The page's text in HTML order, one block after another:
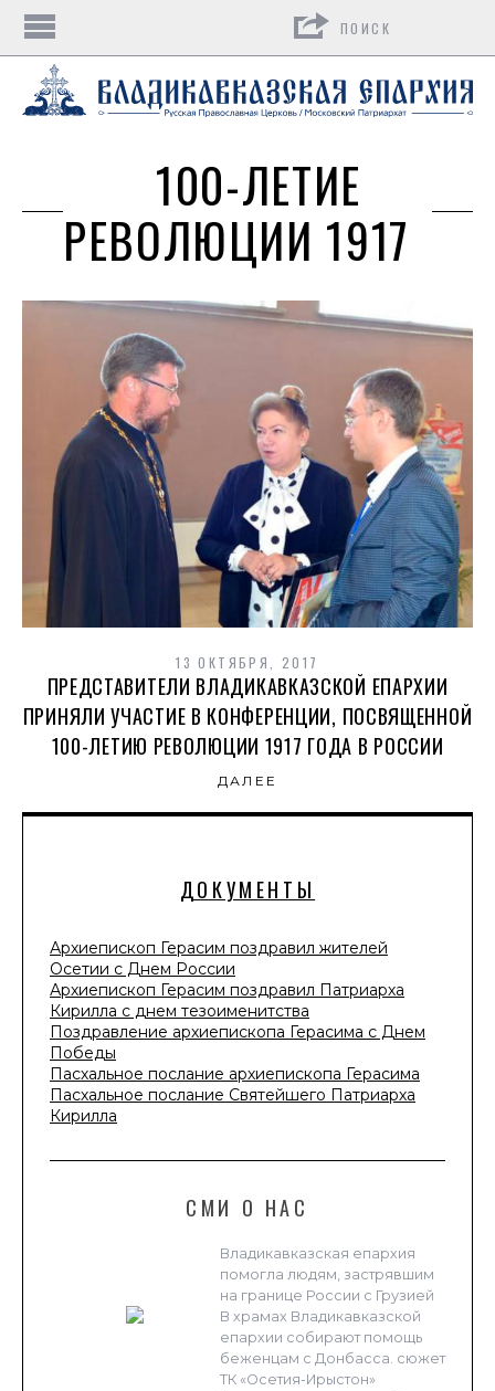
ДОКУМЕНТЫ
Архиепископ Герасим поздравил жителей
Осетии с Днем России
Архиепископ Герасим поздравил Патриарха
Кирилла с днем тезоименитства
Поздравление архиепископа Герасима с Днем
Победы
Пасхальное послание архиепископа Герасима
Пасхальное послание Святейшего Патриарха
Кирилла
СМИ О НАС
Владикавказская епархия
помогла людям, застрявшим
на границе России с Грузией
В храмах Владикавказской
епархии собирают помощь
беженцам с Донбасса. сюжет
ТК «Осетия-Ирыстон»
100-ЛЕТИЕ
РЕВОЛЮЦИИ 1917
13 ОКТЯБРЯ, 2017
ПРЕДСТАВИТЕЛИ ВЛАДИКАВКАЗСКОЙ ЕПАРХИИ
ПРИНЯЛИ УЧАСТИЕ В КОНФЕРЕНЦИИ, ПОСВЯЩЕННОЙ
100-ЛЕТИЮ РЕВОЛЮЦИИ 1917 ГОДА В РОССИИ
ДАЛЕЕ